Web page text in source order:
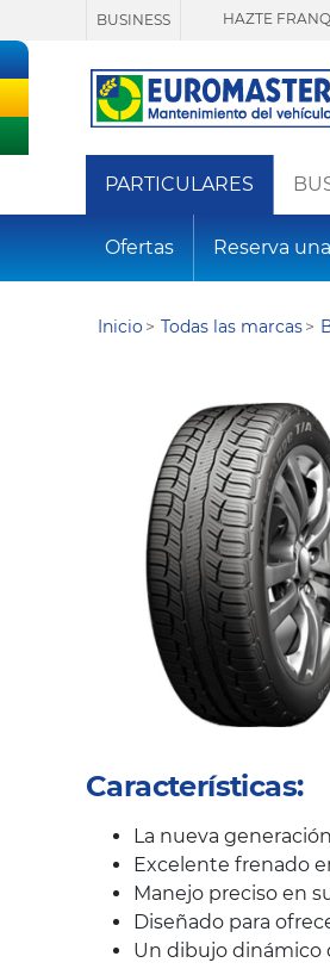
BUSINESS HAZTE
PARTICULARES
Ofertas Reserva
Inicio Todas las marcas
Características:
La nueva
Excelente frenado
Manejo preciso en
Diseñado para
Un dibujo dinámico